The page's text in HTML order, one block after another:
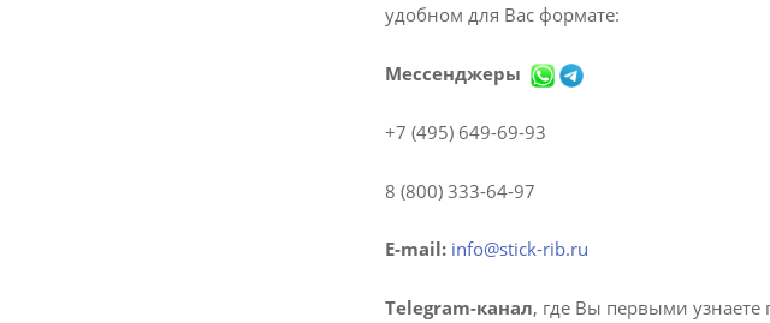
удобном для Вас формате:
Мессенджеры
+7 (495) 649-69-93
8 (800) 333-64-97
E-mail: info@stick-rib.ru
Telegram-канал, где Вы первыми